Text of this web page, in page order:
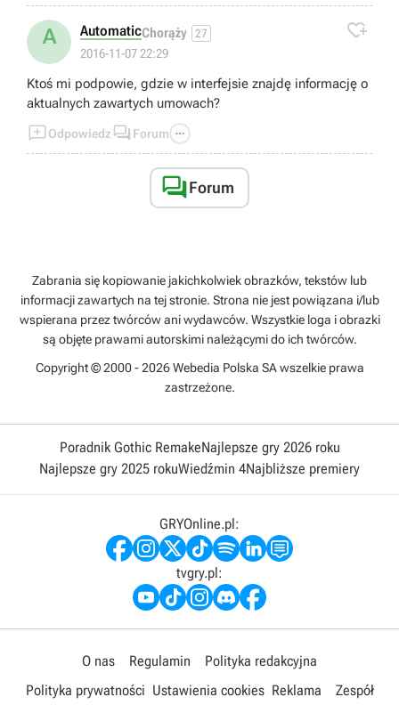
A AutomaticChorąży 27
2016-11-07 22:29

Ktoś mi podpowie, gdzie w interfejsie znajdę informację o
aktualnych zawartych umowach?
Odpowiedz  Forum 
Forum
Zabrania się kopiowanie jakichkolwiek obrazków, tekstów lub
informacji zawartych na tej stronie. Strona nie jest powiązana i/lub
wspierana przez twórców ani wydawców. Wszystkie loga i obrazki
są objęte prawami autorskimi należącymi do ich twórców.
Copyright © 2000 - 2026 Webedia Polska SA wszelkie prawa
zastrzeżone.
Poradnik Gothic RemakeNajlepsze gry 2026 roku
Najlepsze gry 2025 rokuWiedźmin 4Najbliższe premiery
GRYOnline.pl:
tvgry.pl:
O nas Regulamin
Polityka redakcyjna
Polityka prywatności Ustawienia cookies Reklama Zespół